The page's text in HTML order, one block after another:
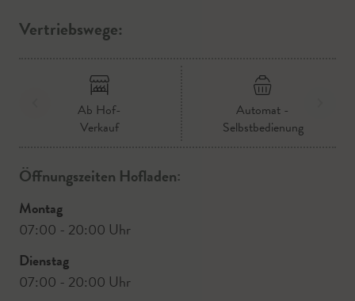
Vertriebswege:
Ab Hof-
Verkauf
Automat -
Selbstbedienung
Öffnungszeiten Hofladen:
Montag
07:00 - 20:00 Uhr
Dienstag
07:00 - 20:00 Uhr